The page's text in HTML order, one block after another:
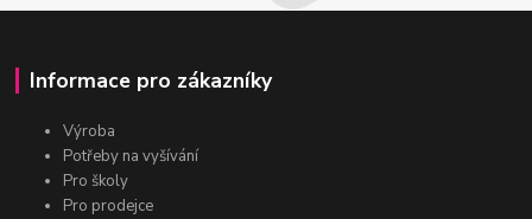
Informace pro zákazníky
Výroba
Potřeby na vyšívání
Pro školy
Pro prodejce